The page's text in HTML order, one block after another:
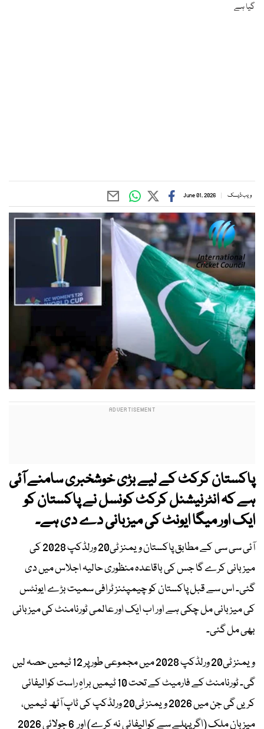
گیا ہے
ویب ڈیسک June 01, 2026
پاکستان کرکٹ کے لیے بڑی خوشخبری سامنے آئی
ہے کہ انٹرنیشنل کرکٹ کونسل نے پاکستان کو
ایک اور میگا ایونٹ کی میزبانی دے دی ہے۔
آئی سی سی کے مطابق پاکستان ویمنز ٹی20 ورلڈکپ 2028 کی
میزبانی کرے گا جس کی باقاعدہ منظوری حالیہ اجلاس میں دی
گئی۔ اس سے قبل پاکستان کو چیمپئنز ٹرافی سمیت بڑے ایونٹس
کی میزبانی مل چکی ہے اور اب ایک اور عالمی ٹورنامنٹ کی میزبانی
بھی مل گئی۔
ویمنز ٹی20 ورلڈکپ 2028 میں مجموعی طور پر 12 ٹیمیں حصہ لیں
گی۔ ٹورنامنٹ کے فارمیٹ کے تحت 10 ٹیمیں براہِ راست کوالیفائی
کریں گی جن میں 2026 ویمنز ٹی20 ورلڈکپ کی ٹاپ آٹھ ٹیمیں،
میزبان ملک (اگر پہلے سے کوالیفائی نہ کرے) اور 6 جولائی 2026